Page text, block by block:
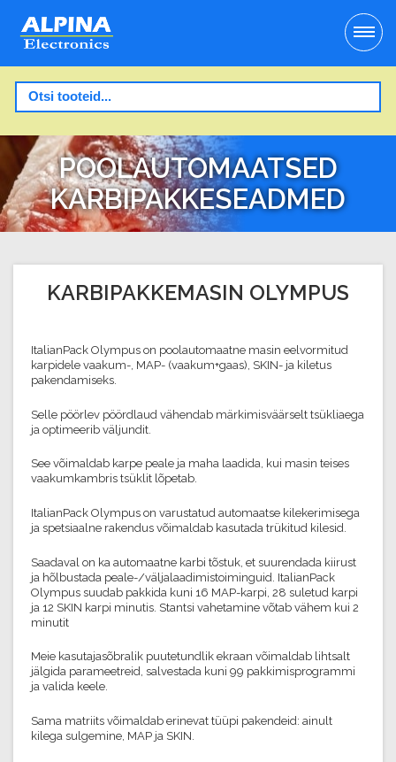
POOLAUTOMAATSED
KARBIPAKKESEADMED
KARBIPAKKEMASIN OLYMPUS
ItalianPack Olympus on poolautomaatne masin eelvormitud
karpidele vaakum-, MAP- (vaakum+gaas), SKIN- ja kiletus
pakendamiseks.
Selle pöörlev pöördlaud vähendab märkimisväärselt tsükliaega
ja optimeerib väljundit.
See võimaldab karpe peale ja maha laadida, kui masin teises
vaakumkambris tsüklit lõpetab.
ItalianPack Olympus on varustatud automaatse kilekerimisega
ja spetsiaalne rakendus võimaldab kasutada trükitud kilesid.
Saadaval on ka automaatne karbi tõstuk, et suurendada kiirust
ja hõlbustada peale-/väljalaadimistoiminguid. ItalianPack
Olympus suudab pakkida kuni 16 MAP-karpi, 28 suletud karpi
ja 12 SKIN karpi minutis. Stantsi vahetamine võtab vähem kui 2
minutit
Meie kasutajasõbralik puutetundlik ekraan võimaldab lihtsalt
jälgida parameetreid, salvestada kuni 99 pakkimisprogrammi
ja valida keele.
Sama matriits võimaldab erinevat tüüpi pakendeid: ainult
kilega sulgemine, MAP ja SKIN.